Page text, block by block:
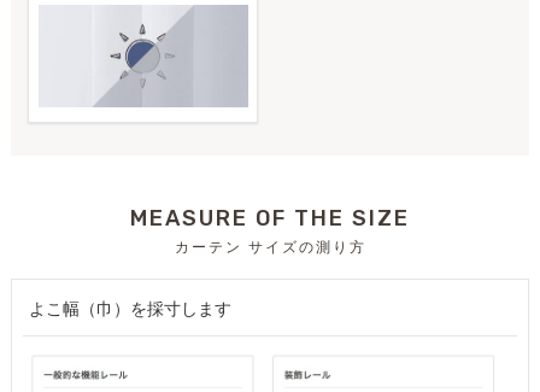
MEASURE OF THE SIZE
カーテン サイズの測り方
よこ幅（巾）を採寸します